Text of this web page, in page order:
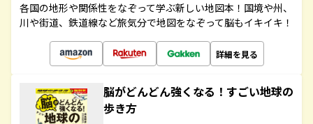
各国の地形や関係性をなぞって学ぶ新しい地図本！国境や州、
川や街道、鉄道線など旅気分で地図をなぞって脳もイキイキ！
詳細を見る
脳がどんどん強くなる！すごい地球の
歩き方